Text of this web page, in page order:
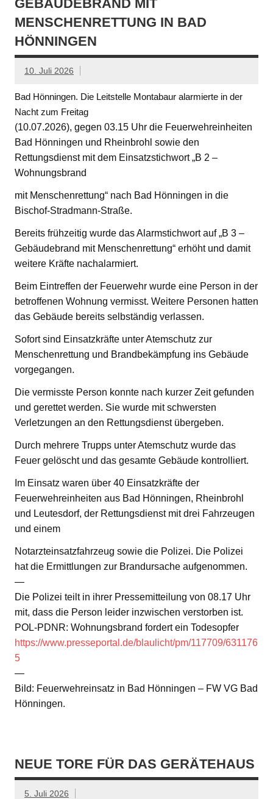
GEBÄUDEBRAND MIT
MENSCHENRETTUNG IN BAD
HÖNNINGEN
10. Juli 2026
Bad Hönningen. Die Leitstelle Montabaur alarmierte in der
Nacht zum Freitag
(10.07.2026), gegen 03.15 Uhr die Feuerwehreinheiten
Bad Hönningen und Rheinbrohl sowie den
Rettungsdienst mit dem Einsatzstichwort „B 2 –
Wohnungsbrand
mit Menschenrettung“ nach Bad Hönningen in die
Bischof-Stradmann-Straße.
Bereits frühzeitig wurde das Alarmstichwort auf „B 3 –
Gebäudebrand mit Menschenrettung“ erhöht und damit
weitere Kräfte nachalarmiert.
Beim Eintreffen der Feuerwehr wurde eine Person in der
betroffenen Wohnung vermisst. Weitere Personen hatten
das Gebäude bereits selbständig verlassen.
Sofort sind Einsatzkräfte unter Atemschutz zur
Menschenrettung und Brandbekämpfung ins Gebäude
vorgegangen.
Die vermisste Person konnte nach kurzer Zeit gefunden
und gerettet werden. Sie wurde mit schwersten
Verletzungen an den Rettungsdienst übergeben.
Durch mehrere Trupps unter Atemschutz wurde das
Feuer gelöscht und das gesamte Gebäude kontrolliert.
Im Einsatz waren über 40 Einsatzkräfte der
Feuerwehreinheiten aus Bad Hönningen, Rheinbrohl
und Leutesdorf, der Rettungsdienst mit drei Fahrzeugen
und einem
Notarzteinsatzfahrzeug sowie die Polizei. Die Polizei
hat die Ermittlungen zur Brandursache aufgenommen.
—
Die Polizei teilt in ihrer Pressemitteilung von 08.17 Uhr
mit, dass die Person leider inzwischen verstorben ist.
POL-PDNR: Wohnungsbrand fordert ein Todesopfer
https://www.presseportal.de/blaulicht/pm/117709/631176
5
—
Bild: Feuerwehreinsatz in Bad Hönningen – FW VG Bad
Hönningen.
NEUE TORE FÜR DAS GERÄTEHAUS
5. Juli 2026